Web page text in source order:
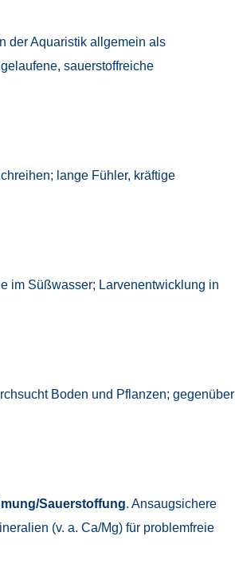
der Aquaristik allgemein als
sauerstoffreiche
lange Fühler, kräftige
im Süßwasser; Larvenentwicklung in
Boden und Pflanzen; gegenüber
Sauerstoffung. Ansaugsichere
(v. a. Ca/Mg) für problemfreie